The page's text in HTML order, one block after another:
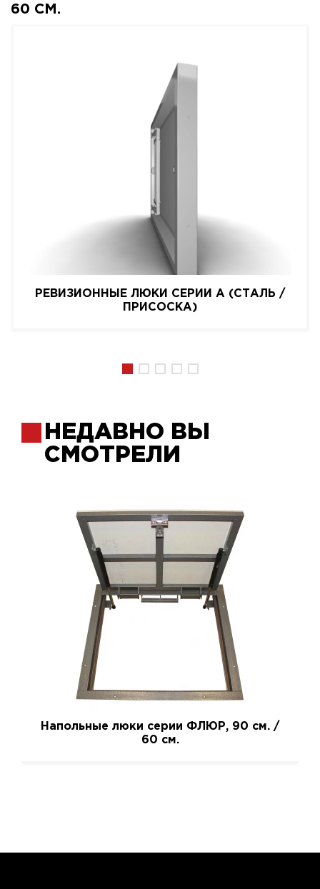
60 СМ.
РЕВИЗИОННЫЕ ЛЮКИ СЕРИИ A (СТАЛЬ /
ПРИСОСКА)
НЕДАВНО ВЫ
СМОТРЕЛИ
Напольные люки серии ФЛЮР, 90 см. /
60 см.